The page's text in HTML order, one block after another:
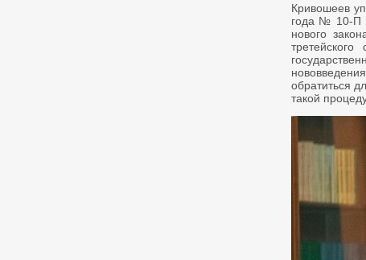
Кривошеев
года № 10-П
нового
обратиться
такой